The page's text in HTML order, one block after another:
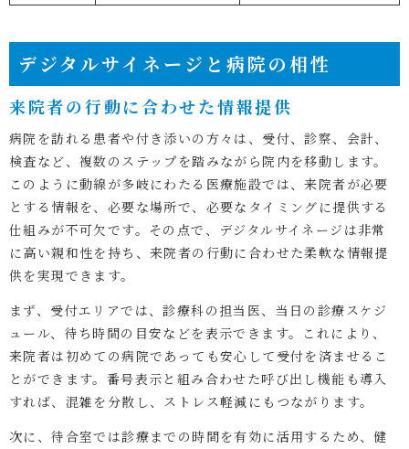
デジタルサイネージと病院の相性
来院者の行動に合わせた情報提供
病院を訪れる患者や付き添いの方々は、受付、診察、会計、
検査など、複数のステップを踏みながら院内を移動します。
このように動線が多岐にわたる医療施設では、来院者が必要
とする情報を、必要な場所で、必要なタイミングに提供する
仕組みが不可欠です。その点で、デジタルサイネージは非常
に高い親和性を持ち、来院者の行動に合わせた柔軟な情報提
供を実現できます。
まず、受付エリアでは、診療科の担当医、当日の診療スケジ
ュール、待ち時間の目安などを表示できます。これにより、
来院者は初めての病院であっても安心して受付を済ませるこ
とができます。番号表示と組み合わせた呼び出し機能も導入
すれば、混雑を分散し、ストレス軽減にもつながります。
次に、待合室では診療までの時間を有効に活用するため、健